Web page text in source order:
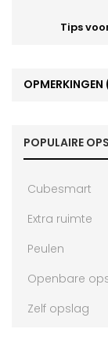
Tips
OPMERKINGEN
POPULAIRE
Cubesmart
Extra ruimte
Peulen
Openbare
Zelf opslag